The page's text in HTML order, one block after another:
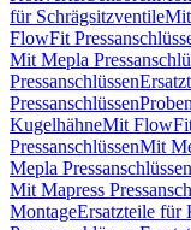
für SchrägsitzventileMit
FlowFit
Mit Mepla
Pressanschlüssen
Pressanschlüssen
KugelhähneMit FlowFit
PressanschlüssenMit
Mepla Pressanschlüssen
Mit Mapress
MontageErsatzteile für